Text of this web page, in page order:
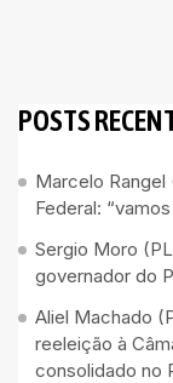
POSTS
Marcelo Rangel
Federal:
Sergio Moro
governador do
Aliel Machado
reeleição à
consolidado no